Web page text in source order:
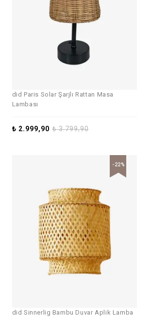
did Paris Solar Şarjlı Rattan Masa
Lambası
₺3.799,90
₺ 2.999,90
-22%
did Sinnerlig Bambu Duvar Aplik Lamba